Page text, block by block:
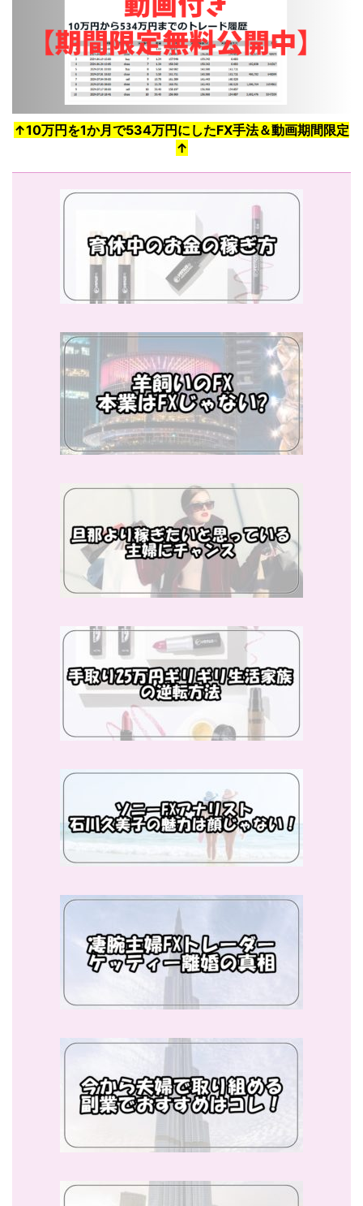
↑10万円を1か月で534万円にしたFX手法＆動画期間限定
↑